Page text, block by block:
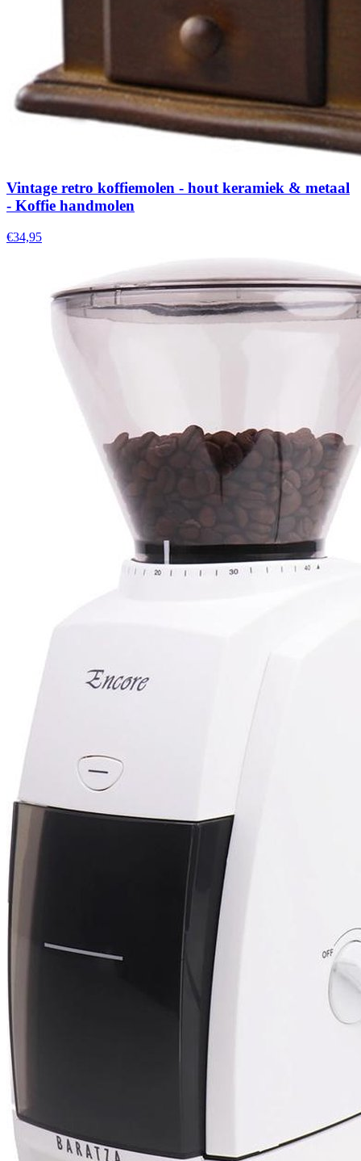
Vintage retro koffiemolen - hout keramiek & metaal
- Koffie handmolen
€34,95